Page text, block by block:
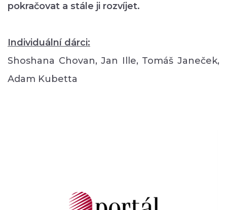
PŮSOBIŠTĚ
PROFESIONÁLOVÉ
pokračovat a stále ji rozvíjet.
Individuální dárci:
Shoshana Chovan, Jan Ille, Tomáš Janeček,
Adam Kubetta